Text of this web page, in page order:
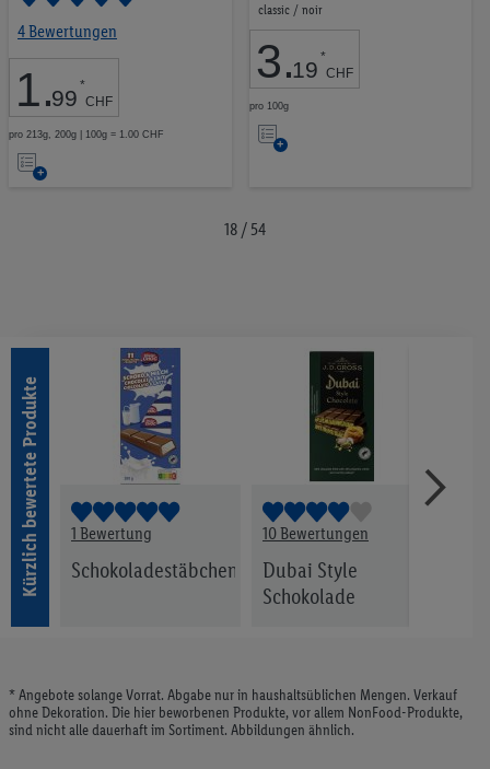
4 Bewertungen
1.99 *
CHF
pro 213g, 200g | 100g = 1.00 CHF
Auf
classic / noir
3.19 *
CHF
pro 100g
Auf
18 / 54
Kürzlich bewertete Produkte 1 Bewertung
Schokoladestäbchen
10 Bewertungen
Dubai Style
Schokolade
* Angebote solange Vorrat. Abgabe nur in haushaltsüblichen Mengen. Verkauf
ohne Dekoration. Die hier beworbenen Produkte, vor allem NonFood-Produkte,
sind nicht alle dauerhaft im Sortiment. Abbildungen ähnlich.